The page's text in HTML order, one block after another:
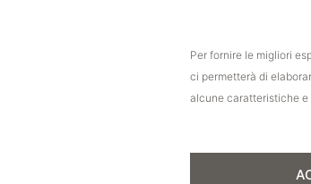
Per fornire le migliori
ci permetterà di
alcune caratteristiche e